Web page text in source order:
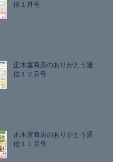
信１月号
正木屋商店のありがとう通
信１２月号
正木屋商店のありがとう通
信１１月号